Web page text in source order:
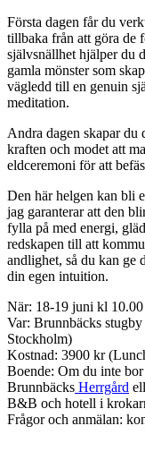
Första dagen får du
tillbaka från att göra de
självsnällhet hjälper du
gamla mönster som
vägledd till en genuin
meditation.
Andra dagen skapar
kraften och modet att
eldceremoni för att
Den här helgen kan bli
jag garanterar att den
fylla på med energi,
redskapen till att
andlighet, så du kan ge
din egen intuition.
När: 18-19 juni kl
Var: Brunnbäcks
Stockholm)
Kostnad: 3900 kr
Boende: Om du inte
Brunnbäcks Herrgård
B&B och hotell i
Frågor och anmälan: